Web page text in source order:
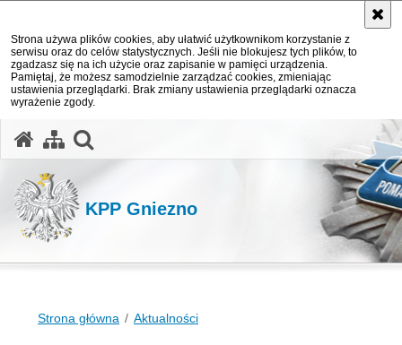
Strona używa plików cookies, aby ułatwić użytkownikom korzystanie z
serwisu oraz do celów statystycznych. Jeśli nie blokujesz tych plików, to
zgadzasz się na ich użycie oraz zapisanie w pamięci urządzenia.
Pamiętaj, że możesz samodzielnie zarządzać cookies, zmieniając
ustawienia przeglądarki. Brak zmiany ustawienia przeglądarki oznacza
wyrażenie zgody.
KPP Gniezno
Strona główna Aktualności